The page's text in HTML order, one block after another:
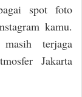
spot foto
kamu.
terjaga
Jakarta